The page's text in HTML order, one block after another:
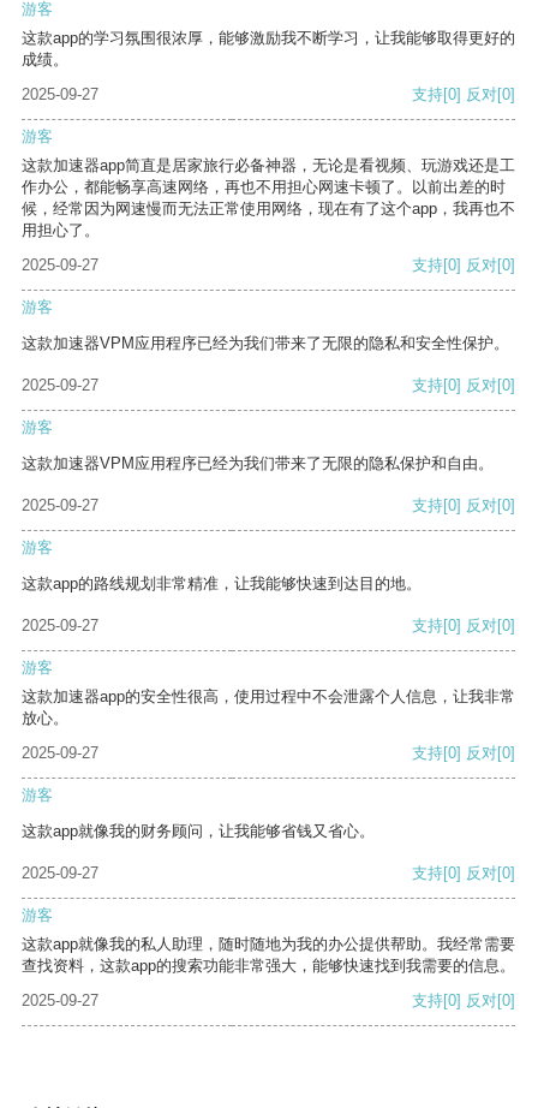
游客
这款app的学习氛围很浓厚，能够激励我不断学习，让我能够取得更好的
成绩。
2025-09-27
支持[0] 反对[0]
游客
这款加速器app简直是居家旅行必备神器，无论是看视频、玩游戏还是工
作办公，都能畅享高速网络，再也不用担心网速卡顿了。以前出差的时
候，经常因为网速慢而无法正常使用网络，现在有了这个app，我再也不
用担心了。
2025-09-27
支持[0] 反对[0]
游客
这款加速器VPM应用程序已经为我们带来了无限的隐私和安全性保护。
2025-09-27 支持[0] 反对[0]
游客
这款加速器VPM应用程序已经为我们带来了无限的隐私保护和自由。
2025-09-27 支持[0] 反对[0]
游客
这款app的路线规划非常精准，让我能够快速到达目的地。
2025-09-27 支持[0] 反对[0]
游客
这款加速器app的安全性很高，使用过程中不会泄露个人信息，让我非常
放心。
2025-09-27
支持[0] 反对[0]
游客
这款app就像我的财务顾问，让我能够省钱又省心。
2025-09-27 支持[0] 反对[0]
游客
这款app就像我的私人助理，随时随地为我的办公提供帮助。我经常需要
查找资料，这款app的搜索功能非常强大，能够快速找到我需要的信息。
2025-09-27
支持[0] 反对[0]